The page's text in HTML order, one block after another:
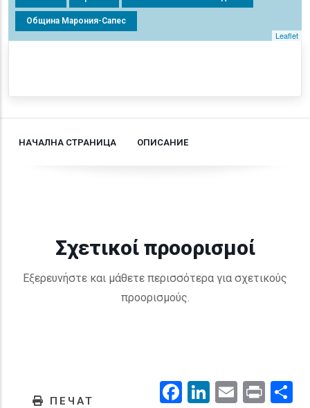
Община Марония-Сапес
Leaflet
НАЧАЛНА СТРАНИЦА ОПИСАНИЕ
Σχετικοί προορισμοί
Εξερευνήστε και μάθετε περισσότερα για σχετικούς
προορισμούς.
ПЕЧАТ Facebook
LinkedIn
EmailPrint